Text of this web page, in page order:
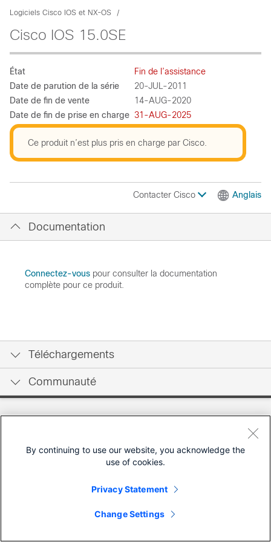
Logiciels Cisco IOS et NX-OS
Cisco IOS 15.0SE
État
Fin de l’assistance
Date de parution de la série
20-JUL-2011
Date de fin de vente
14-AUG-2020
Date de fin de prise en charge 31-AUG-2025
Ce produit n’est plus pris en charge par Cisco.
Contacter Cisco Anglais
Documentation
Connectez-vous pour consulter la documentation
complète pour ce produit.
Téléchargements
Communauté
By continuing to use our website, you acknowledge the
use of cookies.
Privacy Statement
Change Settings